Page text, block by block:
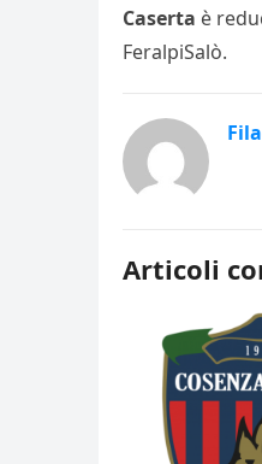
Caserta è
FeralpiSalò.
Articoli